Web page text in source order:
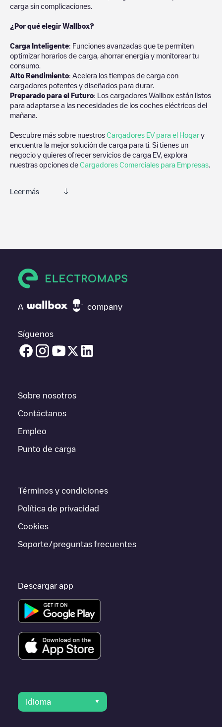
carga sin complicaciones.
¿Por qué elegir Wallbox?
Carga Inteligente: Funciones avanzadas que te permiten
optimizar horarios de carga, ahorrar energía y monitorear tu
consumo.
Alto Rendimiento: Acelera los tiempos de carga con
cargadores potentes y diseñados para durar.
Preparado para el Futuro: Los cargadores Wallbox están listos
para adaptarse a las necesidades de los coches eléctricos del
mañana.
Descubre más sobre nuestros Cargadores EV para el Hogary
encuentra la mejor solución de carga para ti. Si tienes un
negocio y quieres ofrecer servicios de carga EV, explora
nuestras opciones de Cargadores Comerciales para Empresas
Leer más
su vehículo eléctrico.
necesitas, comprueba en la parte inferior cuál es el punto de
carga que está más cerca de tí en “puntos de carga más
para vehículos eléctricos cercanas, así como si están en un
parking, en superficie y la distancia en KM a la que están.
2.0/89344598está disponible, así como las indicaciones de
estación y las instrucciones necesarias para que puedas
BarendrechtEQUANS SGZH 2.0/89344598
Si este cargador deBarendrecht
o ir a otras ciudades comoRotterdam
encuentran dentro de
A company
Síguenos
Sobre nosotros
Contáctanos
Empleo
Punto de carga
Términos y condiciones
Política de privacidad
Cookies
Soporte/preguntas frecuentes
Descargar app
Idioma